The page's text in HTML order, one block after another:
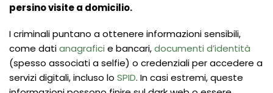
persino visite a domicilio.
I criminali puntano a ottenere informazioni sensibili,
come datianagrafici e bancari,documenti d’identità
(spesso associati a selfie) o credenziali per accedere a
servizi digitali, incluso lo SPID. In casi estremi, queste